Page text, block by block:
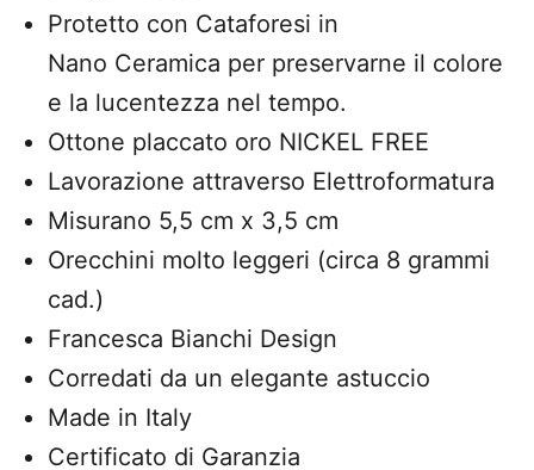
Protetto con Cataforesi in
Nano Ceramica per preservarne il colore
e la lucentezza nel tempo.
Ottone placcato oro NICKEL FREE
Lavorazione attraverso Elettroformatura
Misurano 5,5 cm x 3,5 cm
Orecchini molto leggeri (circa 8 grammi
cad.)
Francesca Bianchi Design
Corredati da un elegante astuccio
Made in Italy
Certificato di Garanzia